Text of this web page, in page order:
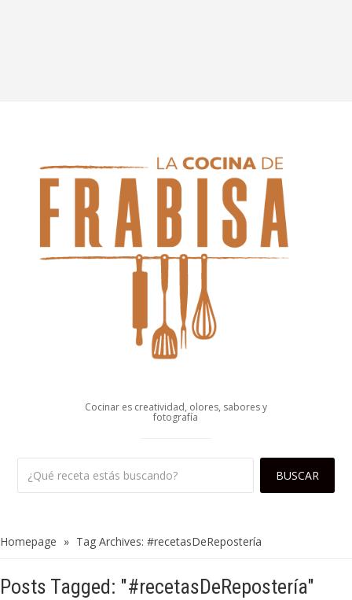
Cocinar es creatividad, olores, sabores y
fotografía
Homepage » Tag Archives: #recetasDeRepostería
Posts Tagged: "#recetasDeRepostería"